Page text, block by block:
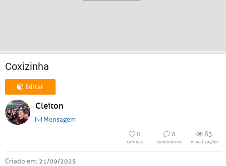
Coxizinha
Editar
Cleiton
Mensagem
0
curtidas
0
comentários
83
visualizações
Criado em: 21/09/2025